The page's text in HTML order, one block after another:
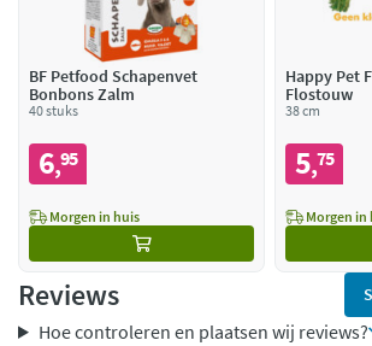
BF Petfood Schapenvet
Bonbons Zalm
40 stuks
6,95
Morgen in huis
Happy Pet
Flostouw
38 cm
5,75
Morgen in
Reviews
Hoe controleren en plaatsen wij reviews?